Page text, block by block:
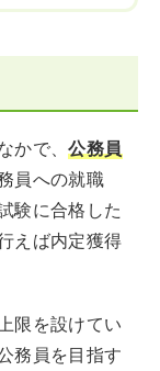
かで、公務員
員への就職
験に合格した
えば内定獲得
限を設けてい
務員を目指す